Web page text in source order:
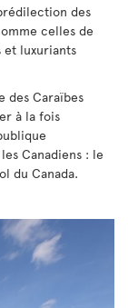
des
celles de
et luxuriants
des Caraïbes
à la fois
Canadiens : le
du Canada.